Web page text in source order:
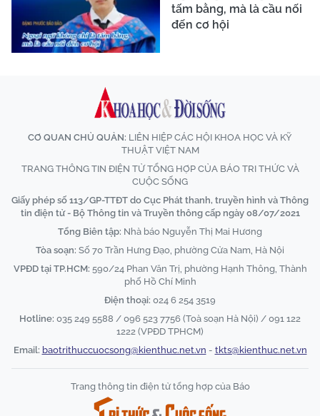
tấm bằng, mà là cầu nối
đến cơ hội
CƠ QUAN CHỦ QUẢN: LIÊN HIỆP CÁC HỘI KHOA HỌC VÀ KỸ
THUẬT VIỆT NAM
TRANG THÔNG TIN ĐIỆN TỬ TỔNG HỢP CỦA BÁO TRI THỨC VÀ
CUỘC SỐNG
Giấy phép số 113/GP-TTĐT do Cục Phát thanh, truyền hình và Thông
tin điện tử - Bộ Thông tin và Truyền thông cấp ngày 08/07/2021
Tổng Biên tập: Nhà báo Nguyễn Thị Mai Hương
Tòa soạn: Số 70 Trần Hưng Đạo, phường Cửa Nam, Hà Nội
VPĐD tại TP.HCM: 590/24 Phan Văn Trị, phường Hạnh Thông, Thành
phố Hồ Chí Minh
Điện thoại: 024 6 254 3519
Hotline: 035 249 5588 / 096 523 7756 (Toà soạn Hà Nội) / 091 122
1222 (VPĐD TPHCM)
Email: baotrithuccuocsong@kienthuc.net.vn - tkts@kienthuc.net.vn
Trang thông tin điện tử tổng hợp của Báo